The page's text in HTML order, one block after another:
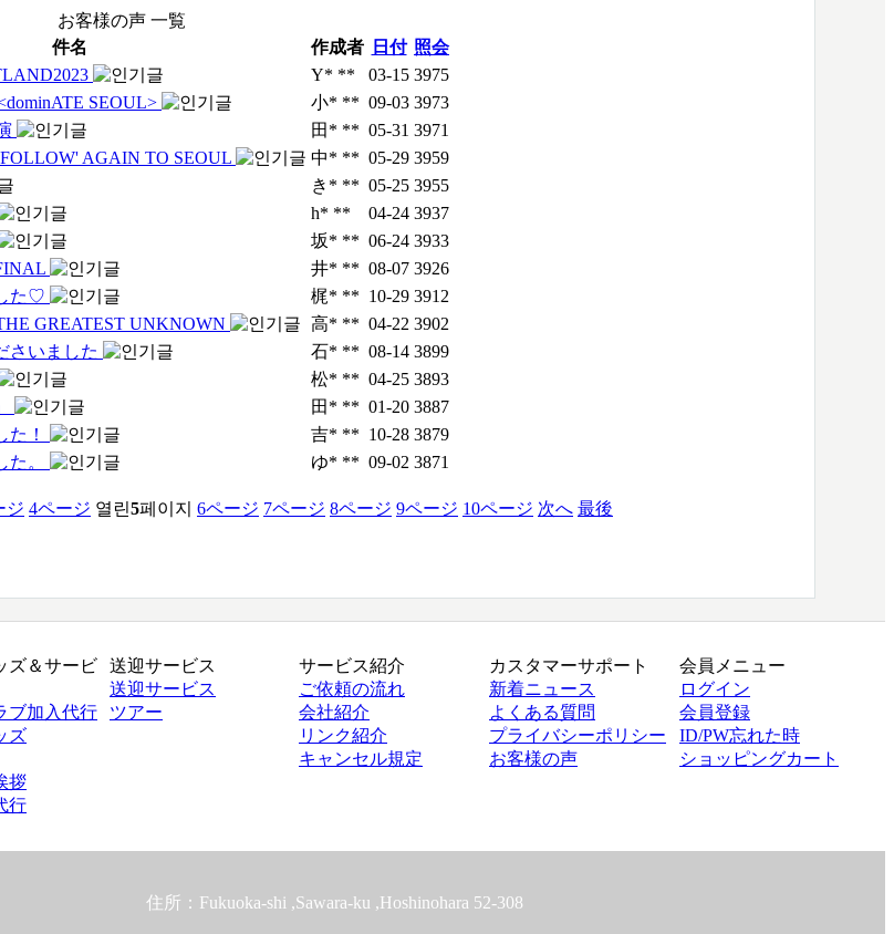
お客様の声 一覧
件名 作成者 日付 照会
Y* ** 03-15 3975
SEOUL> 小* ** 09-03 3973
田* ** 05-31 3971
AGAIN TO SEOUL 中* ** 05-29 3959
き* ** 05-25 3955
h* ** 04-24 3937
坂* ** 06-24 3933
井* ** 08-07 3926
た♡ 梶* ** 10-29 3912
GREATEST UNKNOWN 高* ** 04-22 3902
さいました 石* ** 08-14 3899
松* ** 04-25 3893
田* ** 01-20 3887
た！ 吉* ** 10-28 3879
た。 ゆ* ** 09-02 3871
ジ 4ページ 열린5페이지 6ページ 7ページ 8ページ 9ページ 10ページ 次へ 最後
ズ＆サービ
ブ加入代行
ズ
拶
行
送迎サービス
送迎サービス
ツアー
サービス紹介
ご依頼の流れ
会社紹介
リンク紹介
キャンセル規定
カスタマーサポート
新着ニュース
よくある質問
プライバシーポリシー
お客様の声
会員メニュー
ログイン
会員登録
ID/PW忘れた時
ショッピングカート
住所：Fukuoka-shi ,Sawara-ku ,Hoshinohara 52-308